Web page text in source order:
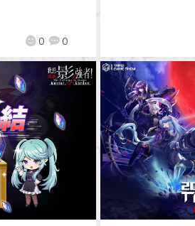
0 0